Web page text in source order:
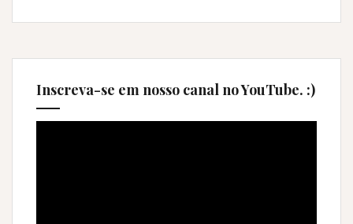
Inscreva-se em nosso canal no YouTube. :)